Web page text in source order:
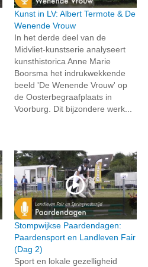
Kunst in LV: Albert Termote & De
Wenende Vrouw
In het derde deel van de
Midvliet-kunstserie analyseert
kunsthistorica Anne Marie
Boorsma het indrukwekkende
beeld 'De Wenende Vrouw' op
de Oosterbegraafplaats in
Voorburg. Dit bijzondere werk...
Stompwijkse Paardendagen:
Paardensport en Landleven Fair
(Dag 2)
Sport en lokale gezelligheid